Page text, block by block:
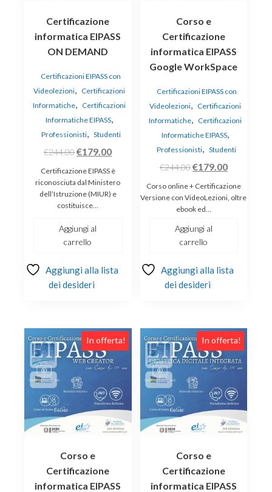
Certificazione
informatica EIPASS
ON DEMAND
Certificazioni EIPASS con
Videolezioni, Certificazioni
Informatiche, Certificazioni
Informatiche EIPASS,
Professionisti, Studenti
€244.00Il
prezzo
originale
era:
€244.00.
€179.00Il
prezzo
attuale
è:
Certificazione EIPASS è
riconosciuta dal Ministero
dell’Istruzione (MIUR) e
costituisce…
Aggiungi al
carrello
Aggiungi alla lista
dei desideri
Corso e
Certificazione
informatica EIPASS
Google WorkSpace
Certificazioni EIPASS con
Videolezioni, Certificazioni
Informatiche, Certificazioni
Informatiche EIPASS,
Professionisti, Studenti
€244.00Il
prezzo
originale
era:
€244.00.
€179.00Il
prezzo
attuale
Corso online + Certificazione
Versione con VideoLezioni, oltre
ebook ed…
Aggiungi al
carrello
Aggiungi alla lista
dei desideri
In offerta!
Corso e
Certificazione
informatica EIPASS
Questo
prodotto
ha
più
varianti.
opzioni
possono
scelte
nella
In offerta!
Corso e
Certificazione
informatica EIPASS
Questo
prodotto
ha
più
varianti.
opzioni
possono
scelte
nella